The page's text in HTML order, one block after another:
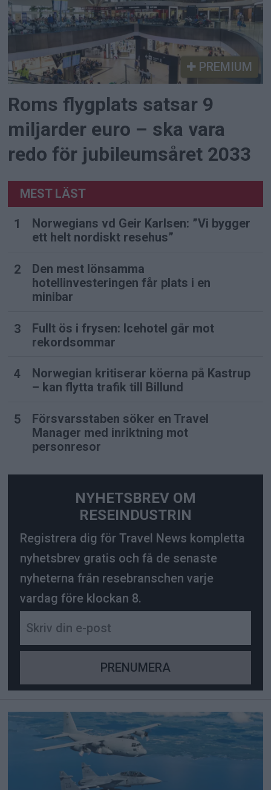
PREMIUM
Roms flygplats satsar 9
miljarder euro – ska vara
redo för jubileumsåret 2033
MEST LÄST
Norwegians vd Geir Karlsen: ”Vi bygger
ett helt nordiskt resehus”
Den mest lönsamma
hotellinvesteringen får plats i en
minibar
Fullt ös i frysen: Icehotel går mot
rekordsommar
Norwegian kritiserar köerna på Kastrup
– kan flytta trafik till Billund
Försvarsstaben söker en Travel
Manager med inriktning mot
personresor
NYHETSBREV OM
RESEINDUSTRIN
Registrera dig för Travel News kompletta
nyhetsbrev gratis och få de senaste
nyheterna från resebranschen varje
vardag före klockan 8.